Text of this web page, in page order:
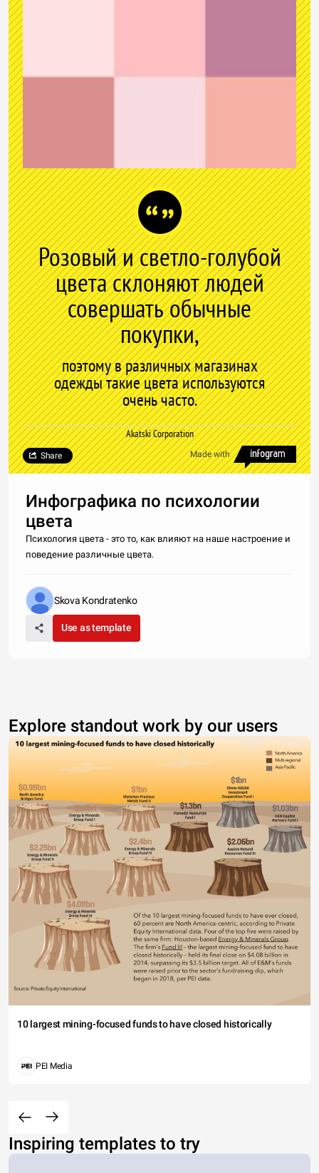
Розовый и светло-голубой
цвета склоняют людей
совершать обычные
покупки,
поэтому в различных магазинах
одежды такие цвета используются
очень часто.
Akatski Corporation
Made with
Share
Инфографика по психологии
цвета
Психология цвета - это то, как влияют на наше настроение и
поведение различные цвета.
Skova Kondratenko
Use as template
Explore standout work by our users
10 largest mining-focused funds to have closed historically
PEI Media
Inspiring templates to try